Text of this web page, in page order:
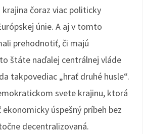
krajina čoraz viac politicky
únie. A aj v tomto
prehodnotiť, či majú
štáte naďalej centrálnej vláde
takpovediac „hrať druhé husle“.
svete krajinu, ktorá
úspešný príbeh bez
decentralizovaná.